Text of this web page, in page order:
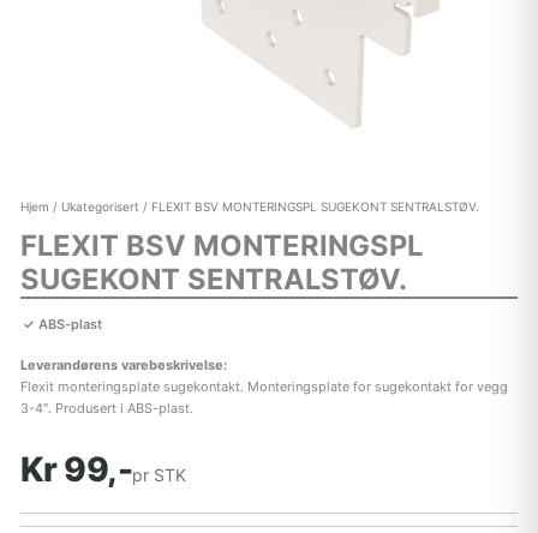
Hjem / Ukategorisert / FLEXIT BSV MONTERINGSPL SUGEKONT SENTRALSTØV.
FLEXIT BSV MONTERINGSPL
SUGEKONT SENTRALSTØV.
ABS-plast
Leverandørens varebeskrivelse:
Flexit monteringsplate sugekontakt. Monteringsplate for sugekontakt for vegg
3-4″. Produsert i ABS-plast.
Kr 99,-pr STK